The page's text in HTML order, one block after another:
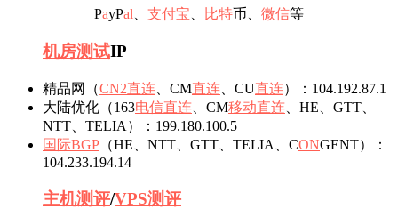
PayPal 支付宝 比特币、 微信等
机房测试IP
精品网（CN2直连 、CM直连 、CU直连）：104.192.87.1
大陆优化（163电信直连 、CM移动直连 、HE、GTT、
NTT、TELIA）：199.180.100.5
国际BGP （HE、NTT、GTT、TELIA、CONGENT）：
104.233.194.14
主机测评/VPS测评